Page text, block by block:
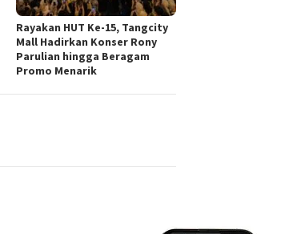
Rayakan HUT Ke-15, Tangcity
Mall Hadirkan Konser Rony
Parulian hingga Beragam
Promo Menarik